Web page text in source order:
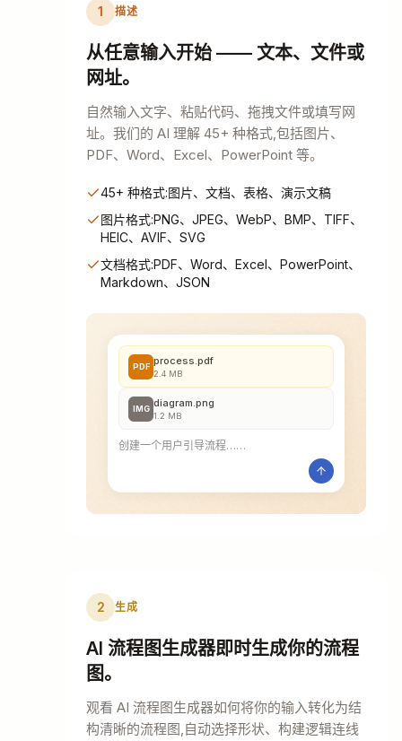
1 描述
从任意输入开始 —— 文本、文件或
网址。
自然输入文字、粘贴代码、拖拽文件或填写网
址。我们的 AI 理解 45+ 种格式,包括图片、
PDF、Word、Excel、PowerPoint 等。
45+ 种格式:图片、文档、表格、演示文稿
图片格式:PNG、JPEG、WebP、BMP、TIFF、
HEIC、AVIF、SVG
文档格式:PDF、Word、Excel、PowerPoint、
Markdown、JSON
PDF process.pdf
2.4 MB
IMG diagram.png
1.2 MB
创建一个用户引导流程……
2 生成
AI 流程图生成器即时生成你的流程
图。
观看 AI 流程图生成器如何将你的输入转化为结
构清晰的流程图,自动选择形状、构建逻辑连线